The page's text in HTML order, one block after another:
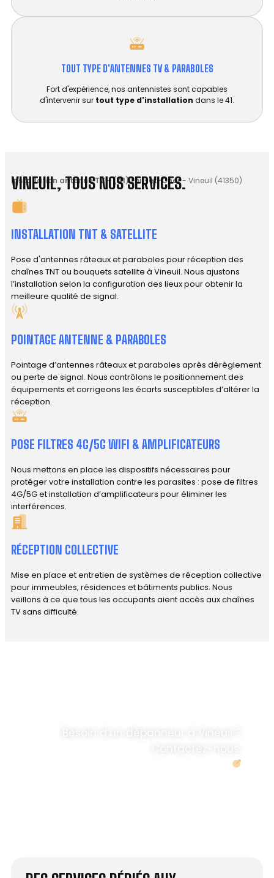
TOUT TYPE D'ANTENNES TV & PARABOLES
Fort d'expérience, nos antennistes sont capables
d'intervenir sur tout type d'installation dans le 41.
Installation antenne TV -(41) Loir-et-Cher- Vineuil (41350)
VINEUIL, TOUS NOS SERVICES.
INSTALLATION TNT & SATELLITE
Pose d'antennes râteaux et paraboles pour réception des
chaînes TNT ou bouquets satellite à Vineuil. Nous ajustons
l’installation selon la configuration des lieux pour obtenir la
meilleure qualité de signal.
POINTAGE ANTENNE & PARABOLES
Pointage d’antennes râteaux et paraboles après dérèglement
ou perte de signal. Nous contrôlons le positionnement des
équipements et corrigeons les écarts susceptibles d’altérer la
réception.
POSE FILTRES 4G/5G WIFI & AMPLIFICATEURS
Nous mettons en place les dispositifs nécessaires pour
protéger votre installation contre les parasites : pose de filtres
4G/5G et installation d’amplificateurs pour éliminer les
interférences.
RÉCEPTION COLLECTIVE
Mise en place et entretien de systèmes de réception collective
pour immeubles, résidences et bâtiments publics. Nous
veillons à ce que tous les occupants aient accès aux chaînes
TV sans difficulté.
Besoin d’un dépanneur à Vineuil ?